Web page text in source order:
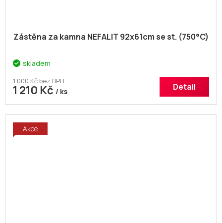
Zástěna za kamna NEFALIT 92x61cm se st. (750°C)
skladem
1 000 Kč bez DPH
1 210 Kč / ks Detail
Akce